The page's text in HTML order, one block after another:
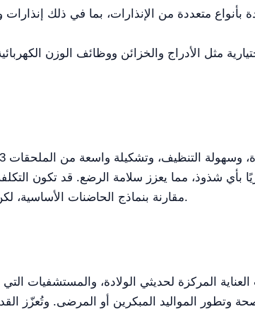
بأنواع متعددة من الإنذارات، بما في ذلك إنذارات
مثل الأدراج والخزائن ووظائف الوزن
بأي شذوذ، مما يعزز سلامة الرضع. قد تكون
مقارنة بنماذج الحاضنات الأساسية، لكن الاستثمار مبرر بفضل ميزاتها المتقدمة وموثوقيتها.
المركزة لحديثي الولادة، والمستشفيات التي
المواليد المبكرين أو المرضى. وتُعزّز